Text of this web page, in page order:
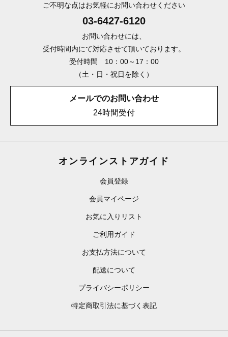
ご不明な点はお気軽にお問い合わせください
03-6427-6120
お問い合わせには、
受付時間内にて対応させて頂いております。
受付時間 10：00～17：00
（土・日・祝日を除く）
メールでのお問い合わせ
24時間受付
オンラインストアガイド
会員登録
会員マイページ
お気に入りリスト
ご利用ガイド
お支払方法について
配送について
プライバシーポリシー
特定商取引法に基づく表記